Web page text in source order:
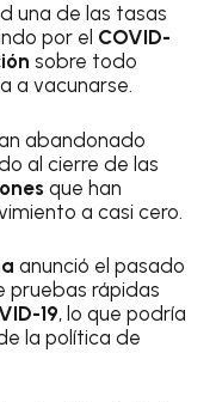
una de las tasas
por el COVID-
sobre todo
a vacunarse.
abandonado
al cierre de las
que han
a casi cero.
anunció el pasado
pruebas rápidas
19, lo que podría
la política de